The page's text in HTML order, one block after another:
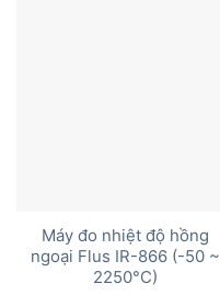
Máy đo nhiệt độ hồng
ngoại Flus IR-866 (-50 ~
2250°C)